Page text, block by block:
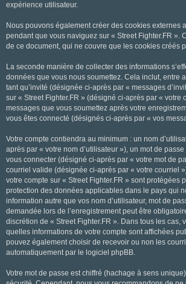
expérience utilisateur.
Nous pouvons également créer des cookies externes
pendant que vous naviguez sur « Street Fighter.FR ».
de ce document, qui ne couvre que les cookies créés
La seconde manière de collecter des informations
données que vous nous soumettez. Cela inclut, entre
tant qu’invité (désignée ci-après par « messages
sur « Street Fighter.FR » (désigné ci-après par « votre
messages que vous soumettez après votre
vous êtes connecté (désignés ci-après par « vos
Votre compte contiendra au minimum : un nom
après par « votre nom d’utilisateur »), un mot de
vous connecter (désigné ci-après par « votre mot de
courriel valide (désignée ci-après par « votre courriel
votre compte sur « Street Fighter.FR » sont protégées
protection des données applicables dans le pays qui
information autre que vos nom d’utilisateur, mot de
demandée lors de l’enregistrement peut être
discrétion de « Street Fighter.FR ». Dans tous les cas,
quelles informations de votre compte sont affichées
pouvez également choisir de recevoir ou non les
automatiquement par le logiciel phpBB.
Votre mot de passe est chiffré (hachage à sens